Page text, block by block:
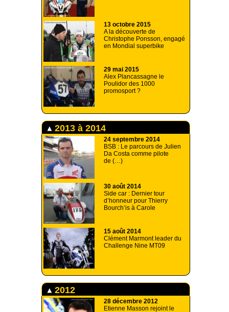
13 octobre 2015
A la découverte de
Christophe Ponsson, engagé
en Mondial superbike
29 mai 2015
Alex Plancassagne le
Poulidor des 1000
promosport ?
2013 à 2014
24 septembre 2014
BSB : Le parcours de Julien
Da Costa comme pilote
de (…)
30 août 2014
Side car : Dernier tour
d’honneur pour Thierry
Bourch’is à Carole
15 août 2014
Clément Marmont leader du
Challenge Nine MT09
2012
28 décembre 2012
Etienne Masson rejoint le